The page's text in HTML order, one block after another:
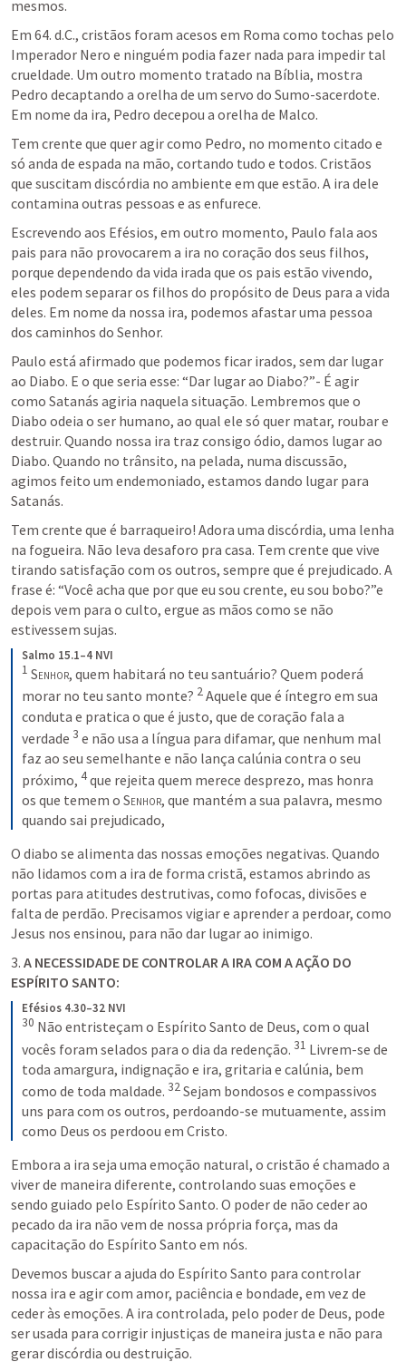
mesmos.
Em 64. d.C., cristãos foram acesos em Roma como tochas pelo
Imperador Nero e ninguém podia fazer nada para impedir tal
crueldade. Um outro momento tratado na Bíblia, mostra
Pedro decaptando a orelha de um servo do Sumo-sacerdote.
Em nome da ira, Pedro decepou a orelha de Malco.
Tem crente que quer agir como Pedro, no momento citado e
só anda de espada na mão, cortando tudo e todos. Cristãos
que suscitam discórdia no ambiente em que estão. A ira dele
contamina outras pessoas e as enfurece.
Escrevendo aos Efésios, em outro momento, Paulo fala aos
pais para não provocarem a ira no coração dos seus filhos,
porque dependendo da vida irada que os pais estão vivendo,
eles podem separar os filhos do propósito de Deus para a vida
deles. Em nome da nossa ira, podemos afastar uma pessoa
dos caminhos do Senhor.
Paulo está afirmado que podemos ficar irados, sem dar lugar
ao Diabo. E o que seria esse: “Dar lugar ao Diabo?”- É agir
como Satanás agiria naquela situação. Lembremos que o
Diabo odeia o ser humano, ao qual ele só quer matar, roubar e
destruir. Quando nossa ira traz consigo ódio, damos lugar ao
Diabo. Quando no trânsito, na pelada, numa discussão,
agimos feito um endemoniado, estamos dando lugar para
Satanás.
Tem crente que é barraqueiro! Adora uma discórdia, uma lenha
na fogueira. Não leva desaforo pra casa. Tem crente que vive
tirando satisfação com os outros, sempre que é prejudicado. A
frase é: “Você acha que por que eu sou crente, eu sou bobo?”e
depois vem para o culto, ergue as mãos como se não
estivessem sujas.
Salmo 15.1–4 NVI
1 Senhor, quem habitará no teu santuário? Quem poderá
morar no teu santo monte? 2 Aquele que é íntegro em sua
conduta e pratica o que é justo, que de coração fala a
verdade 3 e não usa a língua para difamar, que nenhum mal
faz ao seu semelhante e não lança calúnia contra o seu
próximo, 4 que rejeita quem merece desprezo, mas honra
os que temem o Senhor, que mantém a sua palavra, mesmo
quando sai prejudicado,
O diabo se alimenta das nossas emoções negativas. Quando
não lidamos com a ira de forma cristã, estamos abrindo as
portas para atitudes destrutivas, como fofocas, divisões e
falta de perdão. Precisamos vigiar e aprender a perdoar, como
Jesus nos ensinou, para não dar lugar ao inimigo.
3. A NECESSIDADE DE CONTROLAR A IRA COM A AÇÃO DO
ESPÍRITO SANTO:
Efésios 4.30–32 NVI
30 Não entristeçam o Espírito Santo de Deus, com o qual
vocês foram selados para o dia da redenção. 31 Livrem-se de
toda amargura, indignação e ira, gritaria e calúnia, bem
como de toda maldade. 32 Sejam bondosos e compassivos
uns para com os outros, perdoando-se mutuamente, assim
como Deus os perdoou em Cristo.
Embora a ira seja uma emoção natural, o cristão é chamado a
viver de maneira diferente, controlando suas emoções e
sendo guiado pelo Espírito Santo. O poder de não ceder ao
pecado da ira não vem de nossa própria força, mas da
capacitação do Espírito Santo em nós.
Devemos buscar a ajuda do Espírito Santo para controlar
nossa ira e agir com amor, paciência e bondade, em vez de
ceder às emoções. A ira controlada, pelo poder de Deus, pode
ser usada para corrigir injustiças de maneira justa e não para
gerar discórdia ou destruição.